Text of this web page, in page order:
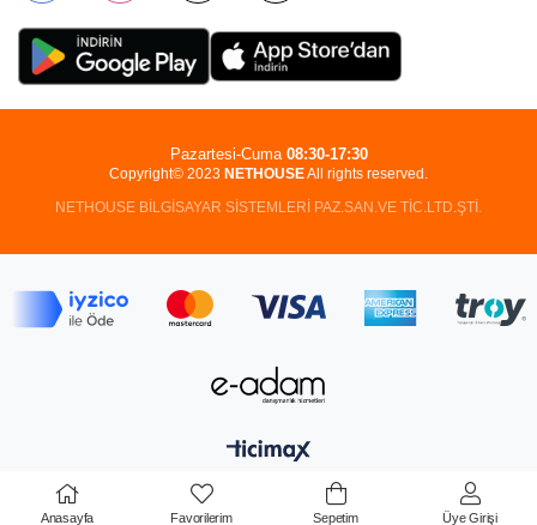
Copyright© 2023 NETHOUSEAll rights reserved.
NETHOUSE BİLGİSAYAR SİSTEMLERİ PAZ.SAN.VE TİC.LTD.ŞTİ.
Pazartesi-Cuma 08:30-17:30
Anasayfa Favorilerim Sepetim Üye Girişi